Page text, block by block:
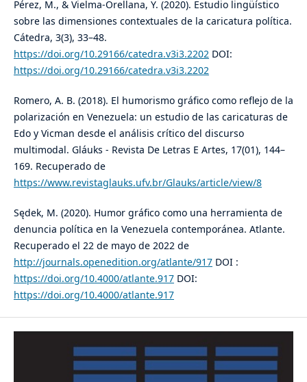
Pérez, M., & Vielma-Orellana, Y. (2020). Estudio lingüístico
sobre las dimensiones contextuales de la caricatura política.
Cátedra, 3(3), 33–48.
https://doi.org/10.29166/catedra.v3i3.2202 DOI:
https://doi.org/10.29166/catedra.v3i3.2202
Romero, A. B. (2018). El humorismo gráfico como reflejo de la
polarización en Venezuela: un estudio de las caricaturas de
Edo y Vicman desde el análisis crítico del discurso
multimodal. Gláuks - Revista De Letras E Artes, 17(01), 144–
169. Recuperado de
https://www.revistaglauks.ufv.br/Glauks/article/view/8
Sędek, M. (2020). Humor gráfico como una herramienta de
denuncia política en la Venezuela contemporánea. Atlante.
Recuperado el 22 de mayo de 2022 de
http://journals.openedition.org/atlante/917DOI :
https://doi.org/10.4000/atlante.917DOI:
https://doi.org/10.4000/atlante.917